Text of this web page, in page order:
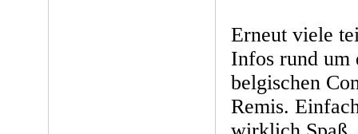
Erneut viele
Infos rund um
belgischen
Remis.